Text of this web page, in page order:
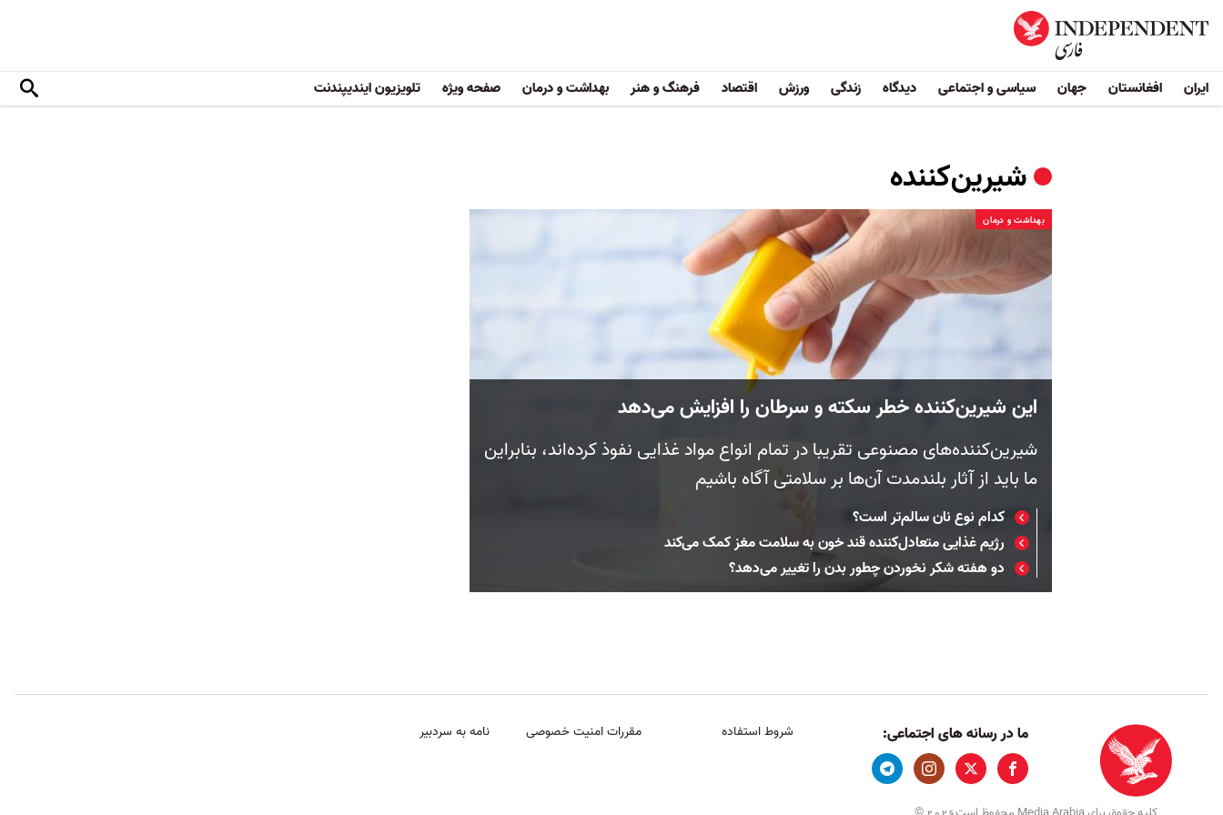
ایران افغانستان جهان سیاسی و اجتماعی دیدگاه زندگی ورزش اقتصاد فرهنگ و هنر بهداشت و درمان صفحه ویژه تلویزیون ایندیپندنت
شیرین‌‌کننده‌
بهداشت و درمان
این شیرین‌کننده خطر سکته و سرطان را افزایش می‌دهد
شیرین‌کننده‌های مصنوعی تقریبا در تمام انواع مواد غذایی نفوذ کرده‌اند، بنابراین
ما باید از آثار بلندمدت آن‌ها بر سلامتی آگاه باشیم
کدام نوع نان سالم‌تر است؟
رژیم غذایی متعادل‌کننده قند خون به سلامت مغز کمک می‌کند
دو هفته شکر نخوردن چطور بدن را تغییر می‌دهد؟
ما در رسانه های اجتماعی: شروط استفاده مقررات امنیت خصوصی نامه به سردبیر